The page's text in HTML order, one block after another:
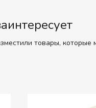
товары, которые